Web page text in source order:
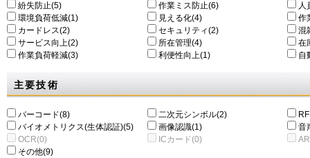
紛失防止(5) 作業ミス防止(6)
人
環境負荷低減(1)
⾒える化(4)
作
カードレス(2)
セキュリティ(2)
混
サービス向上(2)
所在管理(4)
在
作業負荷軽減(3)
利便性向上(1) 自
主要技術
バーコード(8) 二次元シンボル(2)
バイオメトリクス(生体認証)(5)
画像認識(1)
音
OCR(0)
ICカード(0)
その他(9)